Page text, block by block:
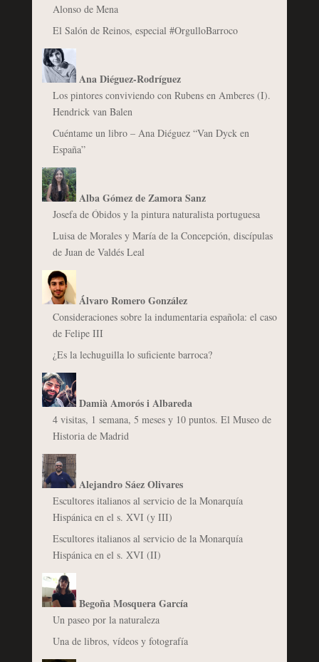
Alonso de Mena
El Salón de Reinos, especial #OrgulloBarroco
Ana Diéguez-Rodríguez
Los pintores conviviendo con Rubens en Amberes (I).
Hendrick van Balen
Cuéntame un libro – Ana Diéguez “Van Dyck en
España”
Alba Gómez de Zamora Sanz
Josefa de Óbidos y la pintura naturalista portuguesa
Luisa de Morales y María de la Concepción, discípulas
de Juan de Valdés Leal
Álvaro Romero González
Consideraciones sobre la indumentaria española: el caso
de Felipe III
¿Es la lechuguilla lo suficiente barroca?
Damià Amorós i Albareda
4 visitas, 1 semana, 5 meses y 10 puntos. El Museo de
Historia de Madrid
Alejandro Sáez Olivares
Escultores italianos al servicio de la Monarquía
Hispánica en el s. XVI (y III)
Escultores italianos al servicio de la Monarquía
Hispánica en el s. XVI (II)
Begoña Mosquera García
Un paseo por la naturaleza
Una de libros, vídeos y fotografía